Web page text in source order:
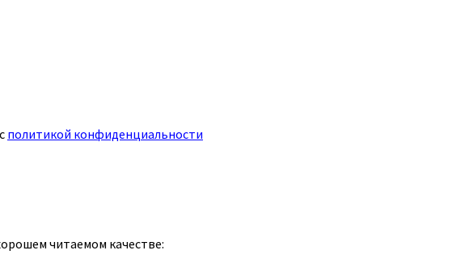
политикой конфиденциальности
читаемом качестве: